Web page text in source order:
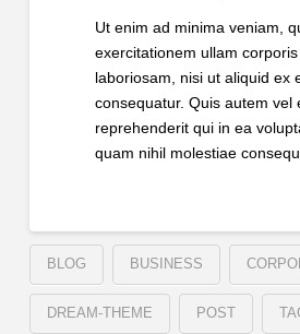
Ut enim ad minima veniam,
exercitationem ullam
laboriosam, nisi ut aliquid ex
consequatur. Quis autem vel
reprehenderit qui in ea
quam nihil molestiae
BLOG BUSINESS
DREAM-THEME POST